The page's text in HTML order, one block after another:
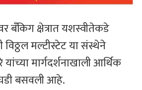
बँकिग क्षेत्रात यशस्वीतेकडे
विठ्ठल मल्टीस्टेट या संस्थेने
मार्गदर्शनाखाली आर्थिक
बसवली आहे.